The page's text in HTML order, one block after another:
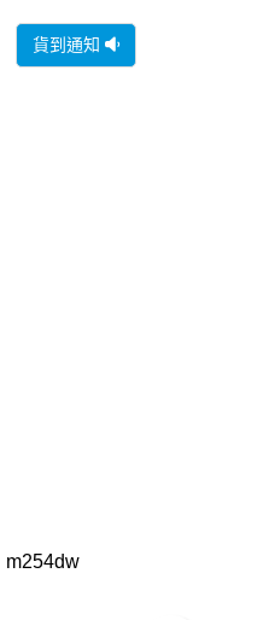
貨到通知
m254dw